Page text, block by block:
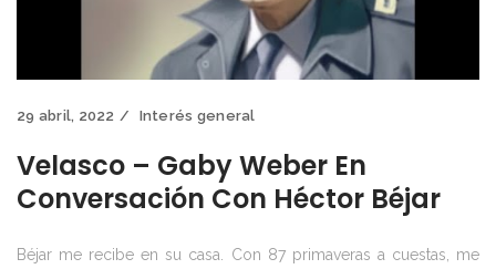
29 abril, 2022 Interés general
Velasco – Gaby Weber En
Conversación Con Héctor Béjar
Béjar me recibe en su casa. Con 87 primaveras a cuestas, me